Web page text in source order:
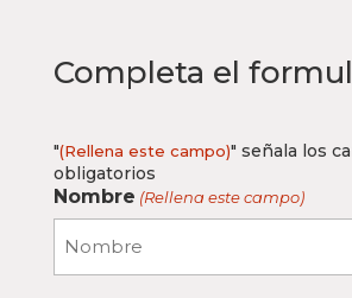
Completa el
"(Rellena este campo)" señala los
obligatorios
Nombre (Rellena este campo)